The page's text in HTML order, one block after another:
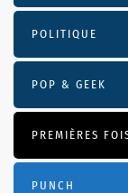
POLITIQUE
POP & GEEK
PREMIÈRES
PUNCH